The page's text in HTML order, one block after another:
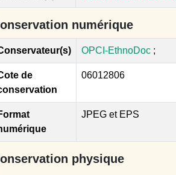
numérique
OPCI-EthnoDoc ;
de
06012806
JPEG et EPS
physique